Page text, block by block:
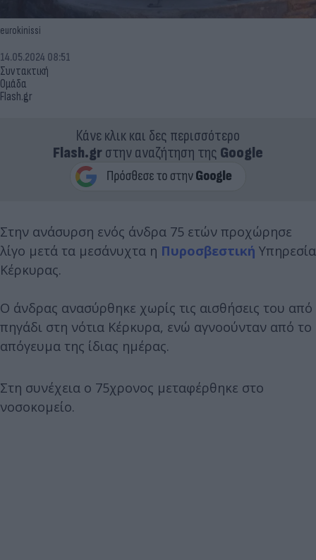
eurokinissi
Συντακτική
Ομάδα
Flash.gr
14.05.2024 08:51
Κάνε κλικ και δες περισσότερο
Flash.grστην αναζήτηση της Google
Στην ανάσυρση ενός άνδρα 75 ετών προχώρησε
λίγο μετά τα μεσάνυχτα η Πυροσβεστική Υπηρεσία
Κέρκυρας.
Ο άνδρας ανασύρθηκε χωρίς τις αισθήσεις του από
πηγάδι στη νότια Κέρκυρα, ενώ αγνοούνταν από το
απόγευμα της ίδιας ημέρας.
Στη συνέχεια ο 75χρονος μεταφέρθηκε στο
νοσοκομείο.